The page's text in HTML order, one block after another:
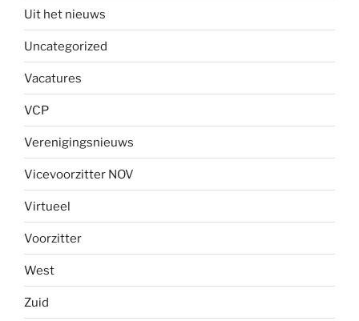
Uit het nieuws
Uncategorized
Vacatures
VCP
Verenigingsnieuws
Vicevoorzitter NOV
Virtueel
Voorzitter
West
Zuid